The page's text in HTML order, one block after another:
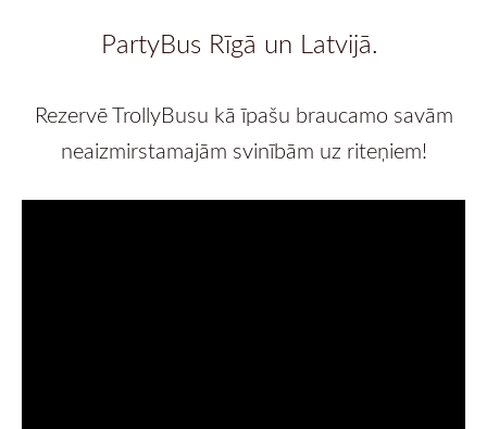
PartyBus Rīgā un Latvijā.
Rezervē TrollyBusu kā īpašu braucamo savām
neaizmirstamajām svinībām uz riteņiem!